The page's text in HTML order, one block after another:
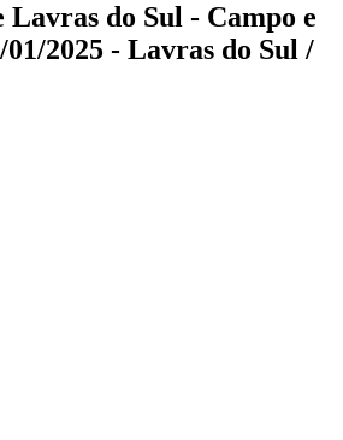
Lavras do Sul - Campo e
2025 - Lavras do Sul /